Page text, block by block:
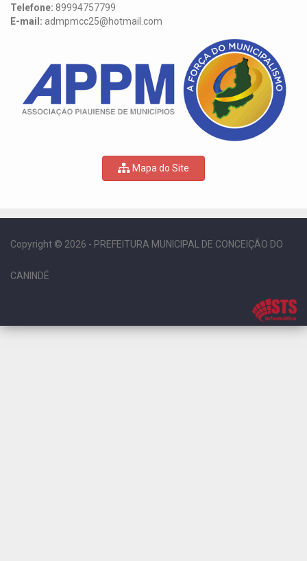
Telefone: 89994757799
E-mail: admpmcc25@hotmail.com
Mapa do Site
Copyright © 2026 - PREFEITURA MUNICIPAL DE CONCEIÇÃO DO
CANINDÉ